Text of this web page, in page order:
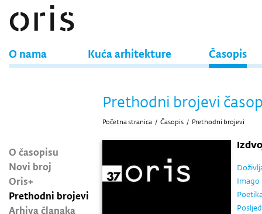
O nama Kuća arhitekture Časopis
O časopisu
Novi broj
Oris+
Prethodni brojevi
Arhiva članaka
Prethodni brojevi
Početna stranica / Časopis / Prethodni brojevi
Imago